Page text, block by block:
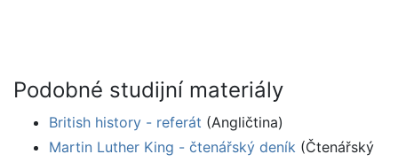
Podobné studijní materiály
British history - referát (Angličtina)
Martin Luther King - čtenářský deník (Čtenářský